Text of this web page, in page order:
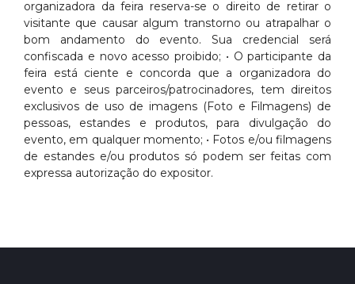
organizadora da feira reserva-se o direito de retirar o
visitante que causar algum transtorno ou atrapalhar o
bom andamento do evento. Sua credencial será
confiscada e novo acesso proibido; • O participante da
feira está ciente e concorda que a organizadora do
evento e seus parceiros/patrocinadores, tem direitos
exclusivos de uso de imagens (Foto e Filmagens) de
pessoas, estandes e produtos, para divulgação do
evento, em qualquer momento; • Fotos e/ou filmagens
de estandes e/ou produtos só podem ser feitas com
expressa autorização do expositor.